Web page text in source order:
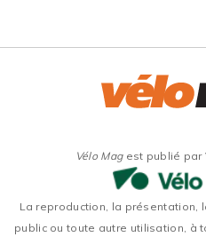
Vélo Magest publié par
La reproduction, la présentation,
public ou toute autre utilisation, à